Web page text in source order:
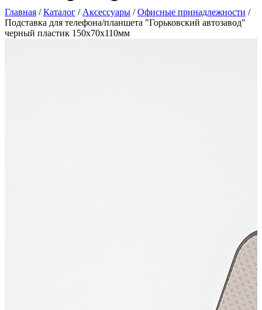
Главная / Каталог / Аксессуары / Офисные принадлежности /
Подставка для телефона/планшета "Горьковский автозавод"
черный пластик 150х70х110мм